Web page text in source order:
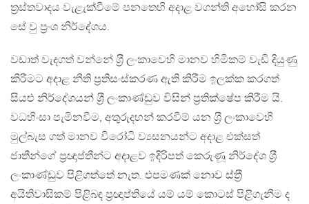
ත්‍රස්ත‍වාදය වැළැක්වීමේ පනතෙහි අදාළ වගන්ති අහෝසි කරන
සේ වු ප‍්‍රංශ නිර්දේශය.
වඩාත් වැදගත් වන්නේ ශ‍්‍රී ලංකාවෙහි මානව හිමිකම් වැඩි දියුණු
කිරීමට අදාළ නීති ප‍්‍රතිසංස්කරණ ඇති කිරීම ඉලක්ක කරගත්
සියළු නිර්දේශයන් ශ‍්‍රී ලංකාණ්ඩුව විසින් ප‍්‍රතික්ෂේප කිරීම යි.
වධහිංසා පැමිනවීම, අතුරුදහන් කරවීම් යන ශ‍්‍රී ලංකාවෙහි
මුල්බැස ගත් මානව විරෝධි ව්‍යසනයන්ට අදාළ එක්සත්
ජාතීන්ගේ ප‍්‍රඥාප්තීන්ට අදාළව ඉදිරිපත් කෙරුණූ නිර්දේශ ශ‍්‍රී
ලංකාණ්ඩුව පිළිගත්තේ නැත. එපමණක් නොව ස්ත‍්‍රී
අයිතිවාසිකම් පිළිබඳ ප‍්‍රඥාප්තියේ යම් යම් කොටස් පිළිගැනීම ද